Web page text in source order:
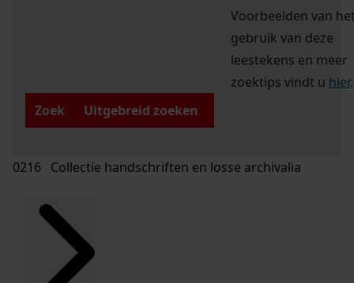
Voorbeelden van
gebruik van deze
leestekens en meer
zoektips vindt u hier.
Zoek
Uitgebreid zoeken
0216 Collectie handschriften en losse archivalia